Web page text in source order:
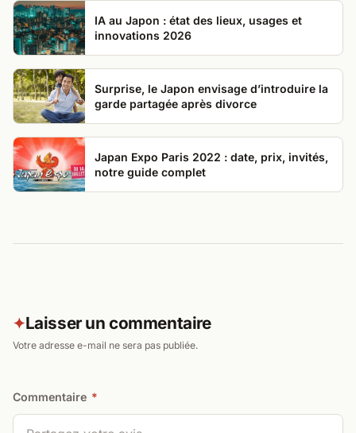
IA au Japon : état des lieux, usages et
innovations 2026
Surprise, le Japon envisage d’introduire la
garde partagée après divorce
Japan Expo Paris 2022 : date, prix, invités,
notre guide complet
✦Laisser un commentaire
Votre adresse e-mail ne sera pas publiée.
Commentaire *